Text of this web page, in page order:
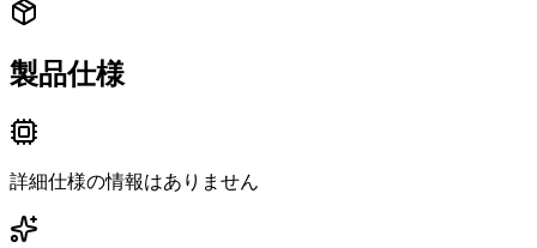
製品仕様
詳細仕様の情報はありません